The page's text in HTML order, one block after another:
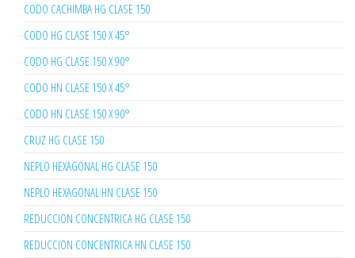
CODO CACHIMBA HG CLASE 150
CODO HG CLASE 150 X 45°
CODO HG CLASE 150 X 90°
CODO HN CLASE 150 X 45°
CODO HN CLASE 150 X 90°
CRUZ HG CLASE 150
NEPLO HEXAGONAL HG CLASE 150
NEPLO HEXAGONAL HN CLASE 150
REDUCCION CONCENTRICA HG CLASE 150
REDUCCION CONCENTRICA HN CLASE 150